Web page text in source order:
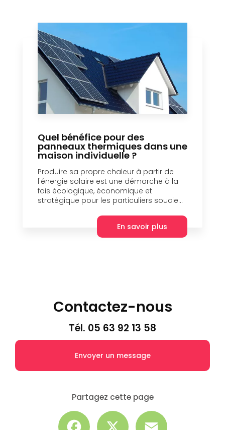
Quel bénéfice pour des
panneaux thermiques dans une
maison individuelle ?
Produire sa propre chaleur à partir de
l'énergie solaire est une démarche à la
fois écologique, économique et
stratégique pour les particuliers soucie...
En savoir plus
Contactez-nous
Tél. 05 63 92 13 58
Envoyer un message
Partagez cette page
Facebook